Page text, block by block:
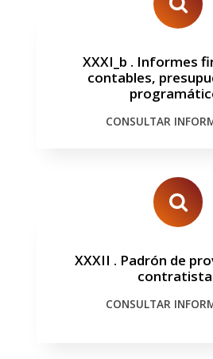
XXXI_b . Informes
contables,
CONSULTAR
XXXII . Padrón de
CONSULTAR